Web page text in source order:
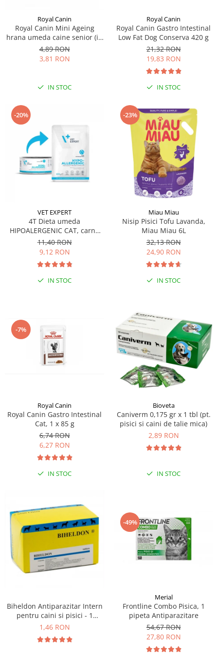
Royal Canin
Royal Canin Mini Ageing
hrana umeda caine senior (in
sos), 1 x 85 g
4,89 RON
3,81 RON
IN STOC
Royal Canin
Royal Canin Gastro Intestinal
Low Fat Dog Conserva 420 g
21,32 RON
19,83 RON
IN STOC
-20%
VET EXPERT
4T Dieta umeda
HIPOALERGENIC CAT, carne
de curcan, plic 100 gr
11,40 RON
9,12 RON
IN STOC
-23%
Miau Miau
Nisip Pisici Tofu Lavanda,
Miau Miau 6L
32,13 RON
24,90 RON
IN STOC
-7%
Royal Canin
Royal Canin Gastro Intestinal
Cat, 1 x 85 g
6,74 RON
6,27 RON
IN STOC
Bioveta
Caniverm 0,175 gr x 1 tbl (pt.
pisici si caini de talie mica)
2,89 RON
IN STOC
Biheldon Antiparazitar Intern
pentru caini si pisici - 1
comprimate
1,46 RON
-49%
Merial
Frontline Combo Pisica, 1
pipeta Antiparazitare
54,67 RON
27,80 RON